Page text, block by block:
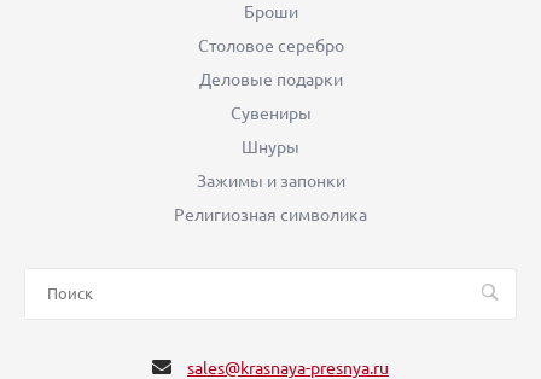
Броши
Столовое серебро
Деловые подарки
Сувениры
Шнуры
Зажимы и запонки
Религиозная символика
sales@krasnaya-presnya.ru